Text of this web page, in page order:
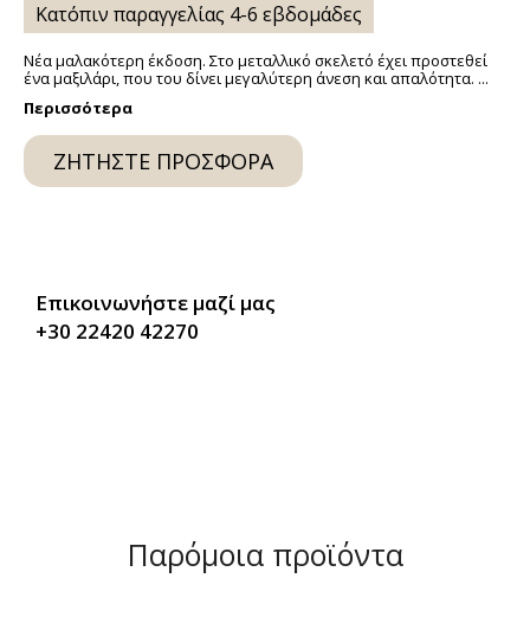
Κατόπιν παραγγελίας 4-6 εβδομάδες
Νέα μαλακότερη έκδοση. Στο μεταλλικό σκελετό έχει προστεθεί
ένα μαξιλάρι, που του δίνει μεγαλύτερη άνεση και απαλότητα. ...
Περισσότερα
ΖΗΤΉΣΤΕ ΠΡΟΣΦΟΡΆ
Επικοινωνήστε μαζί μας
+30 22420 42270
Παρόμοια προϊόντα